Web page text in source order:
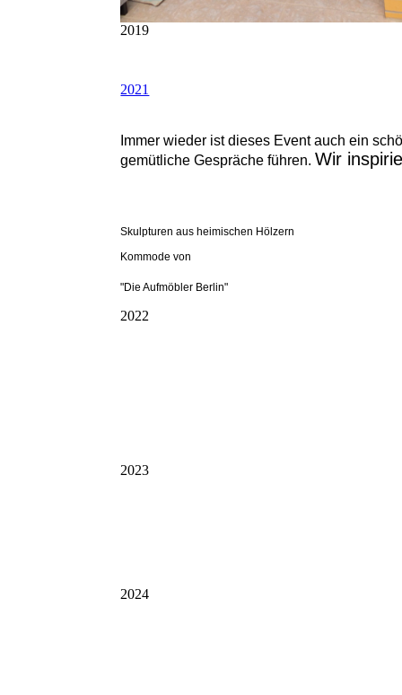
2019
2021
Immer wieder ist dieses Event auch ein
gemütliche Gespräche führen.Wir
Skulpturen aus heimischen Hölzern
Kommode von
"Die Aufmöbler Berlin"
2022
2023
2024